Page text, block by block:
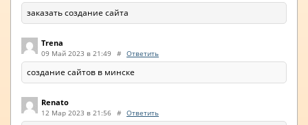
заказать создание сайта
Trena
09 Май 2023 в 21:49 # Ответить
создание сайтов в минске
Renato
12 Мар 2023 в 21:56 # Ответить